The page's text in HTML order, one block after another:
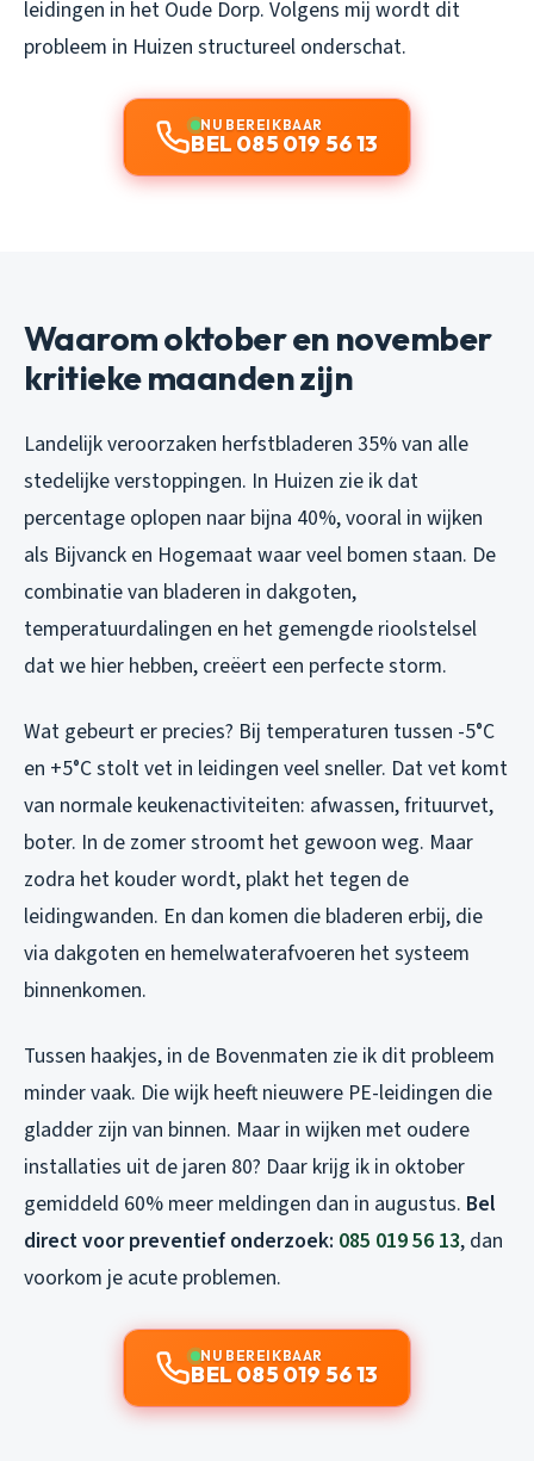
leidingen in het Oude Dorp. Volgens mij wordt dit
probleem in Huizen structureel onderschat.
NU BEREIKBAAR
BEL 085 019 56 13
Waarom oktober en november
kritieke maanden zijn
Landelijk veroorzaken herfstbladeren 35% van alle
stedelijke verstoppingen. In Huizen zie ik dat
percentage oplopen naar bijna 40%, vooral in wijken
als Bijvanck en Hogemaat waar veel bomen staan. De
combinatie van bladeren in dakgoten,
temperatuurdalingen en het gemengde rioolstelsel
dat we hier hebben, creëert een perfecte storm.
Wat gebeurt er precies? Bij temperaturen tussen -5°C
en +5°C stolt vet in leidingen veel sneller. Dat vet komt
van normale keukenactiviteiten: afwassen, frituurvet,
boter. In de zomer stroomt het gewoon weg. Maar
zodra het kouder wordt, plakt het tegen de
leidingwanden. En dan komen die bladeren erbij, die
via dakgoten en hemelwaterafvoeren het systeem
binnenkomen.
Tussen haakjes, in de Bovenmaten zie ik dit probleem
minder vaak. Die wijk heeft nieuwere PE-leidingen die
gladder zijn van binnen. Maar in wijken met oudere
installaties uit de jaren 80? Daar krijg ik in oktober
gemiddeld 60% meer meldingen dan in augustus. Bel
direct voor preventief onderzoek: 085 019 56 13, dan
voorkom je acute problemen.
NU BEREIKBAAR
BEL 085 019 56 13